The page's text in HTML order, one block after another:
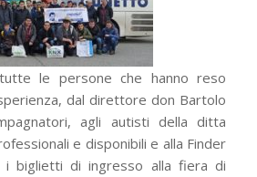
le persone che hanno reso
dal direttore don Bartolo
agli autisti della ditta
e disponibili e alla Finder
i biglietti di ingresso alla fiera di